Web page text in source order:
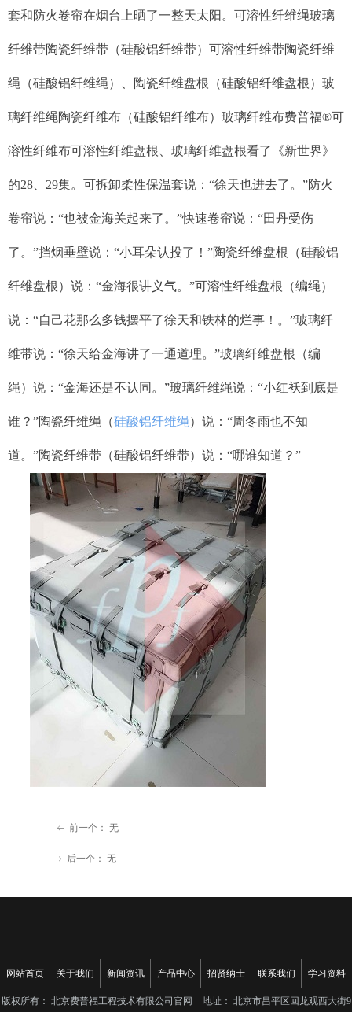
ꂃ 前一个： 无
ꁹ 后一个： 无
套和防火卷帘在烟台上晒了一整天太阳。可溶性纤维绳玻璃
纤维带陶瓷纤维带（硅酸铝纤维带）可溶性纤维带陶瓷纤维
绳（硅酸铝纤维绳）、陶瓷纤维盘根（硅酸铝纤维盘根）玻
璃纤维绳陶瓷纤维布（硅酸铝纤维布）玻璃纤维布费普福®可
溶性纤维布可溶性纤维盘根、玻璃纤维盘根看了《新世界》
的28、29集。可拆卸柔性保温套说：“徐天也进去了。”防火
卷帘说：“也被金海关起来了。”快速卷帘说：“田丹受伤
了。”挡烟垂壁说：“小耳朵认投了！”陶瓷纤维盘根（硅酸铝
纤维盘根）说：“金海很讲义气。”可溶性纤维盘根（编绳）
说：“自己花那么多钱摆平了徐天和铁林的烂事！。”玻璃纤
维带说：“徐天给金海讲了一通道理。”玻璃纤维盘根（编
绳）说：“金海还是不认同。”玻璃纤维绳说：“小红袄到底是
谁？”陶瓷纤维绳（硅酸铝纤维绳）说：“周冬雨也不知
道。”陶瓷纤维带（硅酸铝纤维带）说：“哪谁知道？”
网站首页 关于我们 新闻资讯 产品中心 招贤纳士 联系我们 学习资料
版权所有： 北京费普福工程技术有限公司官网 地址： 北京市昌平区回龙观西大街9